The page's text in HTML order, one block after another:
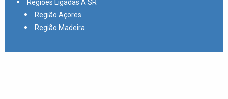
Regiões Ligadas À SR
Região Açores
Região Madeira